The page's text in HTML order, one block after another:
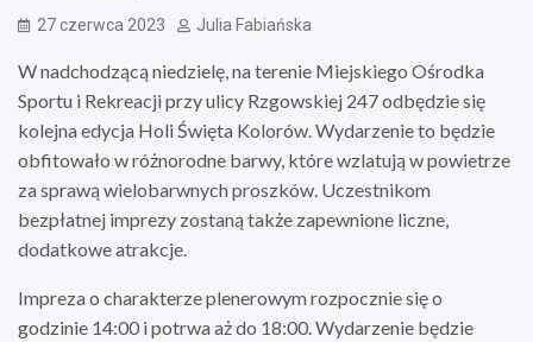
27 czerwca 2023 Julia Fabiańska
W nadchodzącą niedzielę, na terenie Miejskiego Ośrodka
Sportu i Rekreacji przy ulicy Rzgowskiej 247 odbędzie się
kolejna edycja Holi Święta Kolorów. Wydarzenie to będzie
obfitowało w różnorodne barwy, które wzlatują w powietrze
za sprawą wielobarwnych proszków. Uczestnikom
bezpłatnej imprezy zostaną także zapewnione liczne,
dodatkowe atrakcje.
Impreza o charakterze plenerowym rozpocznie się o
godzinie 14:00 i potrwa aż do 18:00. Wydarzenie będzie